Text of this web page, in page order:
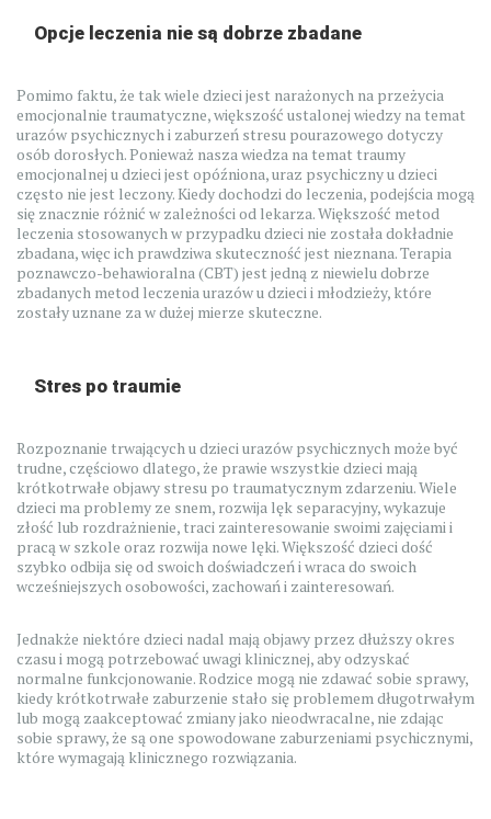
Opcje leczenia nie są dobrze zbadane
Pomimo faktu, że tak wiele dzieci jest narażonych na przeżycia
emocjonalnie traumatyczne, większość ustalonej wiedzy na temat
urazów psychicznych i zaburzeń stresu pourazowego dotyczy
osób dorosłych. Ponieważ nasza wiedza na temat traumy
emocjonalnej u dzieci jest opóźniona, uraz psychiczny u dzieci
często nie jest leczony. Kiedy dochodzi do leczenia, podejścia mogą
się znacznie różnić w zależności od lekarza. Większość metod
leczenia stosowanych w przypadku dzieci nie została dokładnie
zbadana, więc ich prawdziwa skuteczność jest nieznana. Terapia
poznawczo-behawioralna (CBT) jest jedną z niewielu dobrze
zbadanych metod leczenia urazów u dzieci i młodzieży, które
zostały uznane za w dużej mierze skuteczne.
Stres po traumie
Rozpoznanie trwających u dzieci urazów psychicznych może być
trudne, częściowo dlatego, że prawie wszystkie dzieci mają
krótkotrwałe objawy stresu po traumatycznym zdarzeniu. Wiele
dzieci ma problemy ze snem, rozwija lęk separacyjny, wykazuje
złość lub rozdrażnienie, traci zainteresowanie swoimi zajęciami i
pracą w szkole oraz rozwija nowe lęki. Większość dzieci dość
szybko odbija się od swoich doświadczeń i wraca do swoich
wcześniejszych osobowości, zachowań i zainteresowań.
Jednakże niektóre dzieci nadal mają objawy przez dłuższy okres
czasu i mogą potrzebować uwagi klinicznej, aby odzyskać
normalne funkcjonowanie. Rodzice mogą nie zdawać sobie sprawy,
kiedy krótkotrwałe zaburzenie stało się problemem długotrwałym
lub mogą zaakceptować zmiany jako nieodwracalne, nie zdając
sobie sprawy, że są one spowodowane zaburzeniami psychicznymi,
które wymagają klinicznego rozwiązania.